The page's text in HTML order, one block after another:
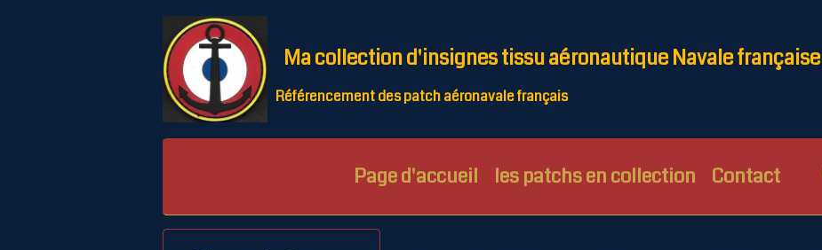
Ma collection d'insignes tissu aéronautique Navale française
Référencement des patch aéronavale français
Page d'accueil les patchs en collection Contact